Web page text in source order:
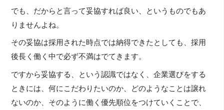
でも、だからと言って妥協すれば良い、というものでもあ
りませんよね。
その妥協は採用された時点では納得できたとしても、採用
後長く働く中で必ず不満はでてきます。
ですから妥協する、という認識ではなく、企業選びをする
ときには、何にこだわりたいのか、どのようなことは譲れ
ないのか、そのように働く優先順位をつけていくことで、